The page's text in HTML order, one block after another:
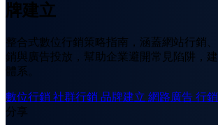
牌建立
整合式數位行銷策略指南，涵蓋網站行銷
銷與廣告投放，幫助企業避開常見陷阱，
體系。
數位行銷 社群行銷 品牌建立 網路廣告 行
分享